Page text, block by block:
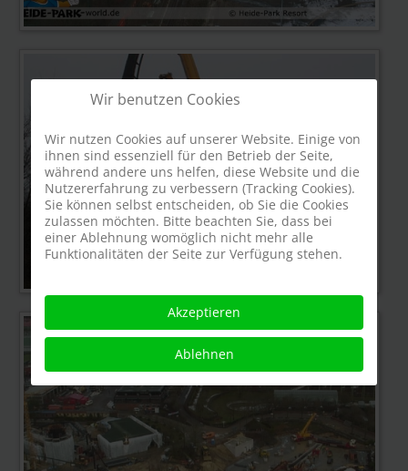
Wir benutzen Cookies
Wir nutzen Cookies auf unserer Website. Einige von
ihnen sind essenziell für den Betrieb der Seite,
während andere uns helfen, diese Website und die
Nutzererfahrung zu verbessern (Tracking Cookies).
Sie können selbst entscheiden, ob Sie die Cookies
zulassen möchten. Bitte beachten Sie, dass bei
einer Ablehnung womöglich nicht mehr alle
Funktionalitäten der Seite zur Verfügung stehen.
Akzeptieren
Ablehnen